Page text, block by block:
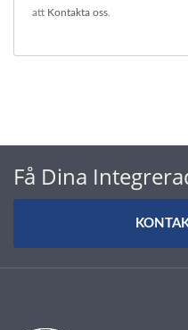
att Kontakta oss
Få Dina